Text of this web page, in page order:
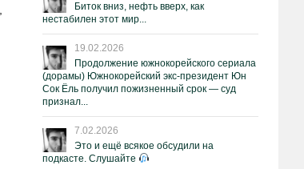
Биток вниз, нефть вверх, как
нестабилен этот мир...
19.02.2026
Продолжение южнокорейского сериала
(дорамы) Южнокорейский экс-президент Юн
Сок Ёль получил пожизненный срок — суд
признал...
7.02.2026
Это и ещё всякое обсудили на
подкасте. Слушайте